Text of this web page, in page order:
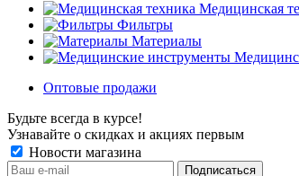
Медицинская
Фильтры
Материалы
Оптовые продажи
Будьте всегда в курсе!
Узнавайте о скидках и акциях первым
Новости магазина